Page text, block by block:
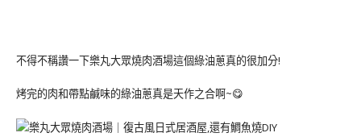
不得不稱讚一下樂丸大眾燒肉酒場這個綠油蔥真的很加分!
烤完的肉和帶點鹹味的綠油蔥真是天作之合啊~😋